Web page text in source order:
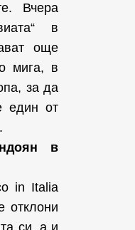
Вчера
в
още
мига, в
за да
един от
в
in Italia
отклони
си, а и